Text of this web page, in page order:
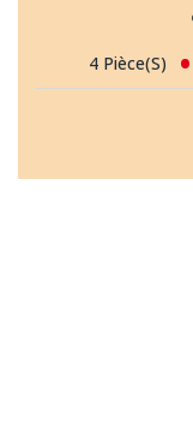
4 Pièce(s)